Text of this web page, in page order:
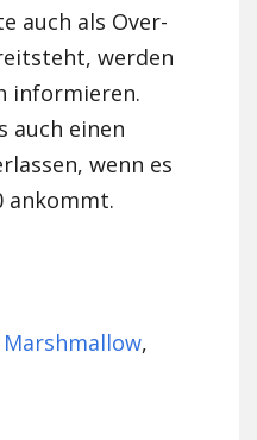
auch als Over-
werden
informieren.
auch einen
wenn es
ankommt.
,